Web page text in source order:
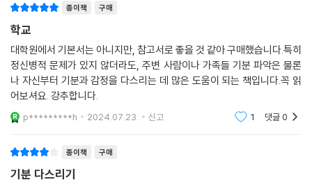
종이책 구매
학교
대학원에서 기본서는 아니지만, 참고서로 좋을 것 같아 구매했습니다.특히
정신병적 문제가 있지 않더라도, 주변 사람이나 가족들 기분 파악은 물론
나 자신부터 기분과 감정을 다스리는 데 많은 도움이 되는 책입니다.꼭 읽
어보셔요. 강추합니다.
p*********h 2024.07.23. 신고 1 댓글0
종이책 구매
기분 다스리기